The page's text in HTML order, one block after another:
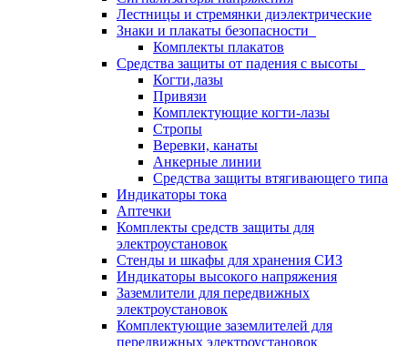
Лестницы и стремянки диэлектрические
Знаки и плакаты безопасности
Комплекты плакатов
Средства защиты от падения с высоты
Когти,лазы
Привязи
Комплектующие когти-лазы
Стропы
Веревки, канаты
Анкерные линии
Средства защиты втягивающего типа
Индикаторы тока
Аптечки
Комплекты средств защиты для
электроустановок
Стенды и шкафы для хранения СИЗ
Индикаторы высокого напряжения
Заземлители для передвижных
электроустановок
Комплектующие заземлителей для
передвижных электроустановок